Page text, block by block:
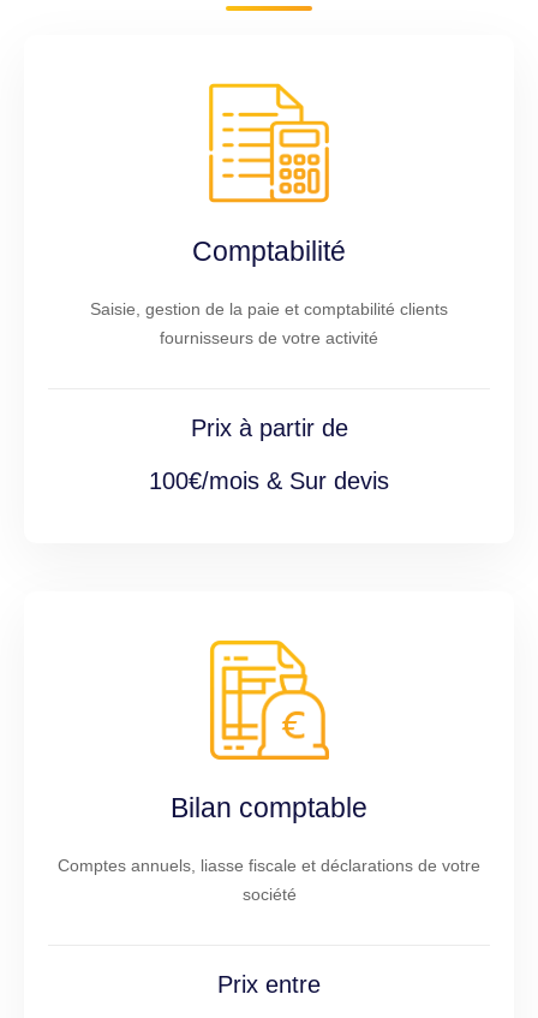
Comptabilité
Saisie, gestion de la paie et comptabilité clients
fournisseurs de votre activité
Prix à partir de
100€/mois & Sur devis
Bilan comptable
Comptes annuels, liasse fiscale et déclarations de votre
société
Prix entre